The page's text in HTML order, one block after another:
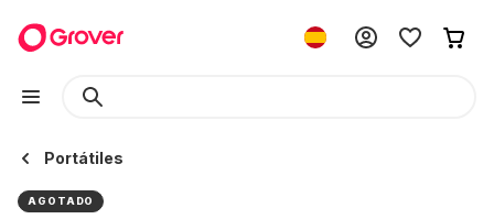
Portátiles
AGOTADO